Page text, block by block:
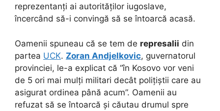
reprezentanți ai autorităților iugoslave,
încercând să-i convingă să se întoarcă acasă.
Oamenii spuneau că se tem de represalii din
partea UCK. Zoran Andjelkovic, guvernatorul
provinciei, le-a explicat că “în Kosovo vor veni
de 5 ori mai mulți militari decât polițiștii care au
asigurat ordinea până acum”. Oamenii au
refuzat să se întoarcă și căutau drumul spre